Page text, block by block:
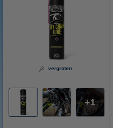
vergroten
1